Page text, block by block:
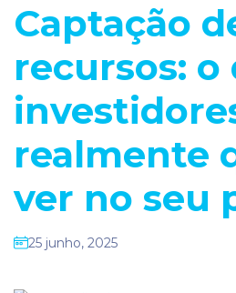
Captação
recursos: o
realmente
ver no seu
25 junho, 2025